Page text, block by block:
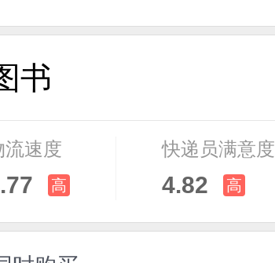
书
流速度
高
快递员满意度
4.82 高